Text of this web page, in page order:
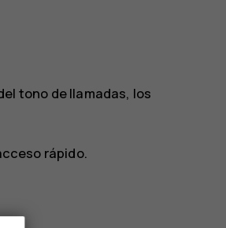
tono de llamadas, los
rápido.